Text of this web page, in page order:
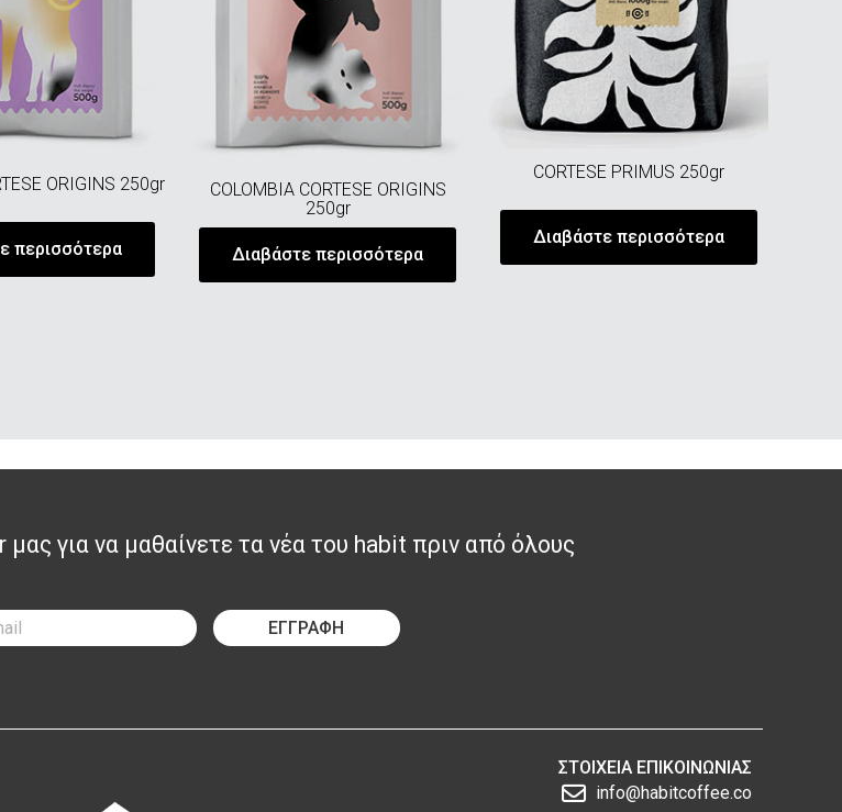
ORIGINS 250gr
περισσότερα
COLOMBIA CORTESE ORIGINS
250gr
Διαβάστε περισσότερα
CORTESE PRIMUS 250gr
Διαβάστε περισσότερα
για να μαθαίνετε τα νέα του habit πριν από όλους
ΕΓΓΡΑΦΗ
ΣΤΟΙΧΕΙΑ ΕΠΙΚΟΙΝΩΝΙΑΣ
info@habitcoffee.co